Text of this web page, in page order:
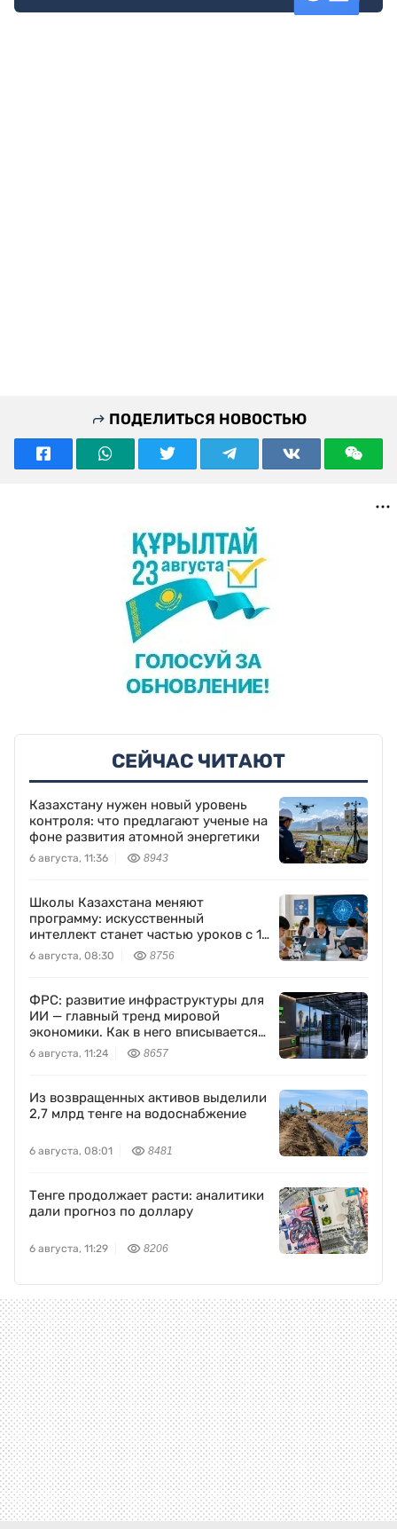
ПОДЕЛИТЬСЯ НОВОСТЬЮ
СЕЙЧАС ЧИТАЮТ
Казахстану нужен новый уровень
контроля: что предлагают ученые на
фоне развития атомной энергетики
6 августа, 11:36 8943
Школы Казахстана меняют
программу: искусственный
интеллект станет частью уроков с 1
класса
6 августа, 08:30 8756
ФРС: развитие инфраструктуры для
ИИ — главный тренд мировой
экономики. Как в него вписывается
Freedom Holding Corp.
6 августа, 11:24 8657
Из возвращенных активов выделили
2,7 млрд тенге на водоснабжение
6 августа, 08:01 8481
Тенге продолжает расти: аналитики
дали прогноз по доллару
6 августа, 11:29 8206